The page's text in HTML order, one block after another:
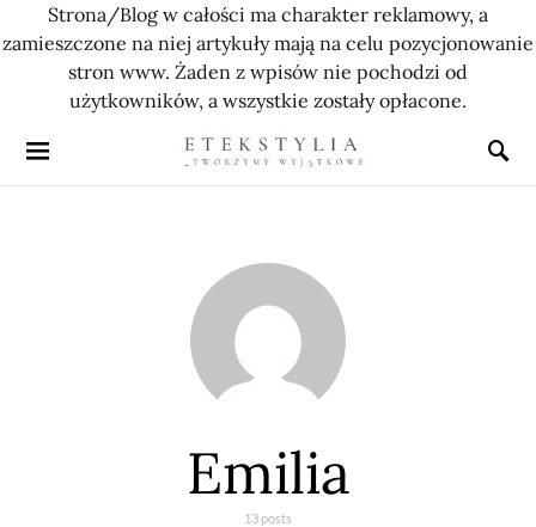
Strona/Blog w całości ma charakter reklamowy, a
zamieszczone na niej artykuły mają na celu pozycjonowanie
stron www. Żaden z wpisów nie pochodzi od
użytkowników, a wszystkie zostały opłacone.
Emilia
13 posts